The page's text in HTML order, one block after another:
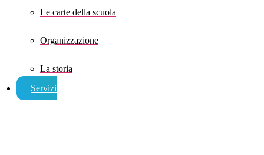
Le carte della scuola
Organizzazione
La storia
Servizi